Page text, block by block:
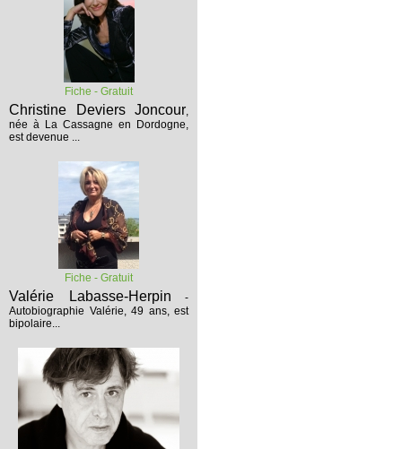
Fiche - Gratuit
Christine Deviers Joncour,
née à La Cassagne en Dordogne,
est devenue ...
Fiche - Gratuit
Valérie Labasse-Herpin -
Autobiographie Valérie, 49 ans, est
bipolaire...